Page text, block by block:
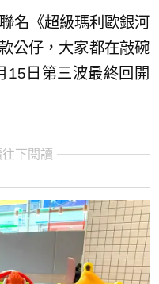
名《超級瑪利歐銀河
公仔，大家都在敲碗
15日第三波最終回開
下閱讀